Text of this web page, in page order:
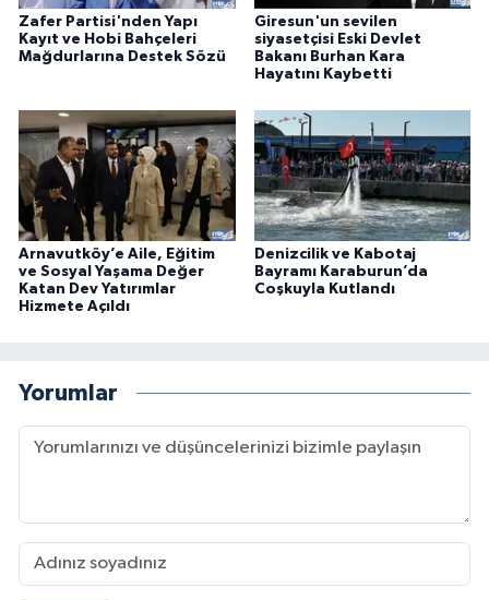
Zafer Partisi'nden Yapı
Kayıt ve Hobi Bahçeleri
Mağdurlarına Destek Sözü
Giresun'un sevilen
siyasetçisi Eski Devlet
Bakanı Burhan Kara
Hayatını Kaybetti
Arnavutköy’e Aile, Eğitim
ve Sosyal Yaşama Değer
Katan Dev Yatırımlar
Hizmete Açıldı
Denizcilik ve Kabotaj
Bayramı Karaburun’da
Coşkuyla Kutlandı
Yorumlar